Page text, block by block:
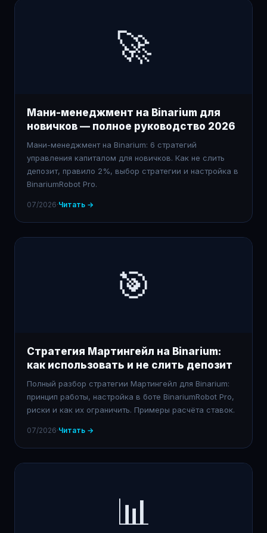
🚀
Мани-менеджмент на Binarium для
новичков — полное руководство 2026
Мани-менеджмент на Binarium: 6 стратегий
управления капиталом для новичков. Как не слить
депозит, правило 2%, выбор стратегии и настройка в
BinariumRobot Pro.
07/2026·Читать →
🎯
Стратегия Мартингейл на Binarium:
как использовать и не слить депозит
Полный разбор стратегии Мартингейл для Binarium:
принцип работы, настройка в боте BinariumRobot Pro,
риски и как их ограничить. Примеры расчёта ставок.
07/2026·Читать →
📊